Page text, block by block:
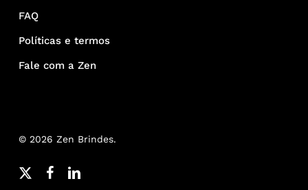
FAQ
Políticas e termos
Fale com a Zen
© 2026 Zen Brindes.
x-
facebooklinkedin